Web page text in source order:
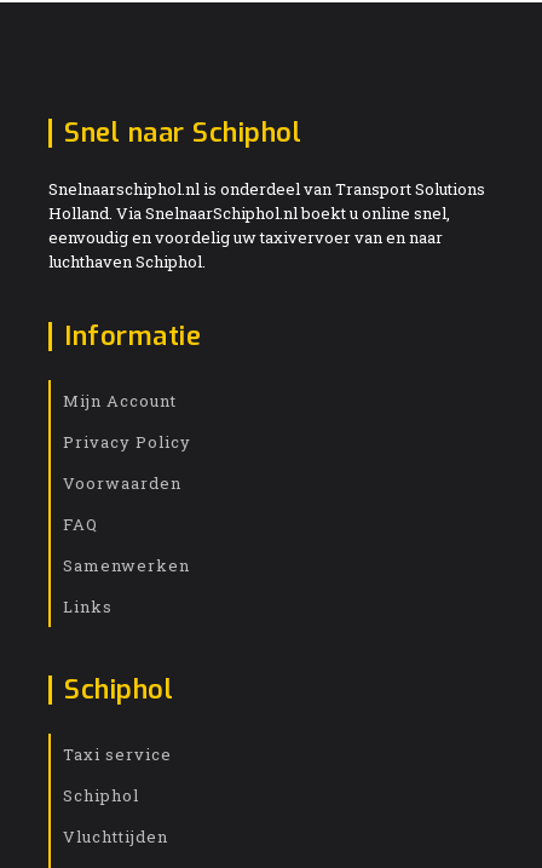
Snel naar Schiphol
Snelnaarschiphol.nl is onderdeel van Transport Solutions
Holland. Via SnelnaarSchiphol.nl boekt u online snel,
eenvoudig en voordelig uw taxivervoer van en naar
luchthaven Schiphol.
Informatie
Mijn Account
Privacy Policy
Voorwaarden
FAQ
Samenwerken
Links
Schiphol
Taxi service
Schiphol
Vluchttijden